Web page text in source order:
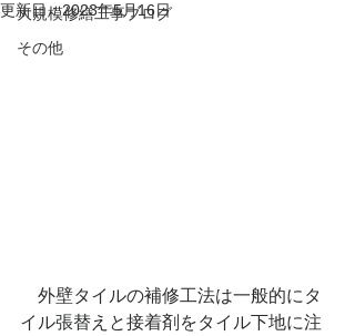
大規模修繕工事ブログ
その他
更新日：2023年5月16日
外壁タイルの補修工法は一般的にタ
イル張替えと接着剤をタイル下地に注